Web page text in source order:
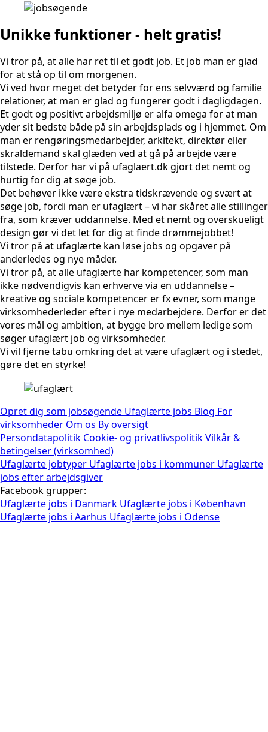
Unikke funktioner - helt gratis!
Vi tror på, at alle har ret til et godt job. Et job man er glad
for at stå op til om morgenen.
Vi ved hvor meget det betyder for ens selvværd og familie
relationer, at man er glad og fungerer godt i dagligdagen.
Et godt og positivt arbejdsmiljø er alfa omega for at man
yder sit bedste både på sin arbejdsplads og i hjemmet. Om
man er rengøringsmedarbejder, arkitekt, direktør eller
skraldemand skal glæden ved at gå på arbejde være
tilstede. Derfor har vi på ufaglaert.dk gjort det nemt og
hurtig for dig at søge job.
Det behøver ikke være ekstra tidskrævende og svært at
søge job, fordi man er ufaglært – vi har skåret alle stillinger
fra, som kræver uddannelse. Med et nemt og overskueligt
design gør vi det let for dig at finde drømmejobbet!
Vi tror på at ufaglærte kan løse jobs og opgaver på
anderledes og nye måder.
Vi tror på, at alle ufaglærte har kompetencer, som man
ikke nødvendigvis kan erhverve via en uddannelse –
kreative og sociale kompetencer er fx evner, som mange
virksomhederleder efter i nye medarbejdere. Derfor er det
vores mål og ambition, at bygge bro mellem ledige som
søger ufaglært job og virksomheder.
Vi vil fjerne tabu omkring det at være ufaglært og i stedet,
gøre det en styrke!
Opret dig som jobsøgende Ufaglærte jobs Blog For
virksomheder Om os By oversigt
Persondatapolitik Cookie- og privatlivspolitikVilkår &
betingelser (virksomhed)
Ufaglærte jobtyper Ufaglærte jobs i kommuner Ufaglærte
jobs efter arbejdsgiver
Facebook grupper:
Ufaglærte jobs i Danmark Ufaglærte jobs i København
Ufaglærte jobs i Aarhus Ufaglærte jobs i Odense